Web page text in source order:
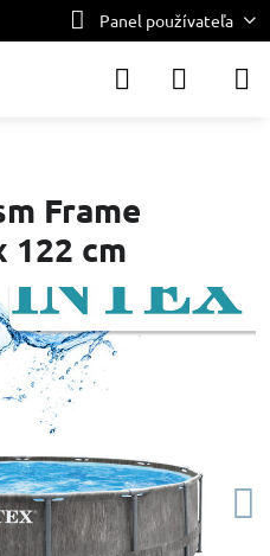
Panel používateľa
Frame
122 cm